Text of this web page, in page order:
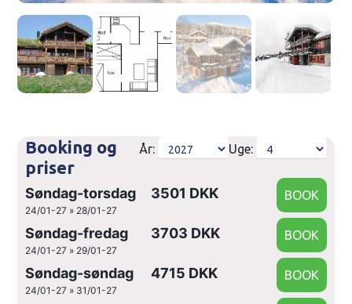
Booking og
priser
År: Uge:
Søndag-torsdag
24/01-27 » 28/01-27
3501 DKK
Søndag-fredag
24/01-27 » 29/01-27
3703 DKK
Søndag-søndag
24/01-27 » 31/01-27
4715 DKK